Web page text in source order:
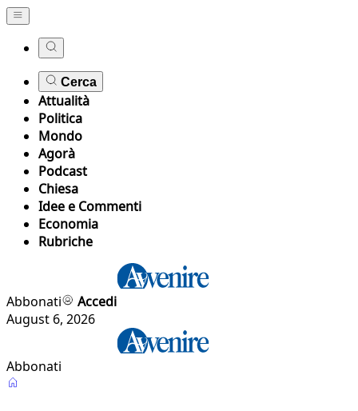
Cerca
Attualità
Politica
Mondo
Agorà
Podcast
Chiesa
Idee e Commenti
Economia
Rubriche
Abbonati
Accedi
August 6, 2026
Abbonati